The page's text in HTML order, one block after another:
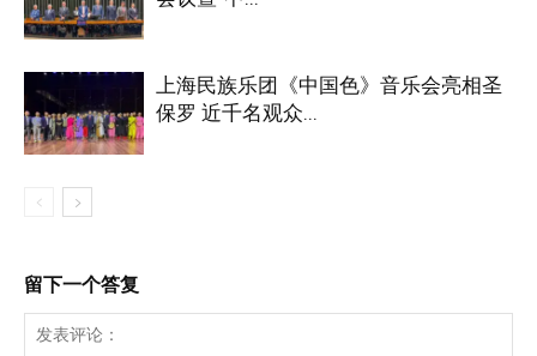
上海民族乐团《中国色》音乐会亮相圣
保罗 近千名观众...
留下一个答复